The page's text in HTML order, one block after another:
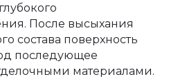
После высыхания
состава поверхность
последующее
материалами.